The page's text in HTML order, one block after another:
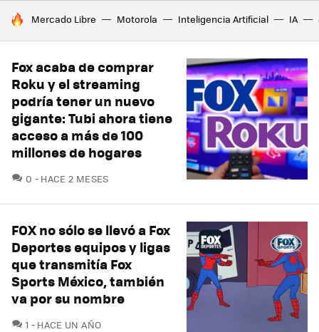
HOY SE HABLA DE
Mercado Libre Motorola Inteligencia Artificial IA
Fox acaba de comprar
Roku y el streaming
podría tener un nuevo
gigante: Tubi ahora tiene
acceso a más de 100
millones de hogares
0 COMENTARIOS
HACE 2 MESES
FOX no sólo se llevó a Fox
Deportes equipos y ligas
que transmitía Fox
Sports México, también
va por su nombre
1 COMENTARIOS
HACE UN AÑO